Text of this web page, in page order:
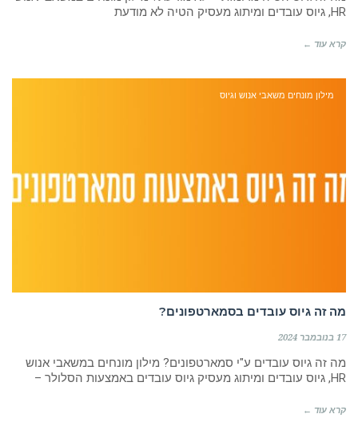
HR, גיוס עובדים ומיתוג מעסיק הטיה לא מודעת
קרא עוד ←
מילון מונחים משאבי אנוש וגיוס
מה זה גיוס עובדים בסמארטפונים?
17 בנובמבר 2024
מה זה גיוס עובדים ע"י סמארטפונים? מילון מונחים במשאבי אנוש
HR, גיוס עובדים ומיתוג מעסיק גיוס עובדים באמצעות הסלולר –
קרא עוד ←